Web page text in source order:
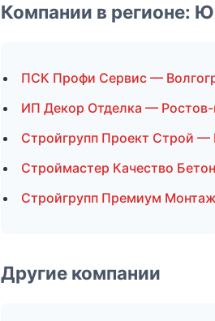
Компании в регионе:
ПСК Профи Сервис —
ИП Декор Отделка —
Стройгрупп Проект Строй —
Строймастер Качество
Стройгрупп Премиум
Другие компании